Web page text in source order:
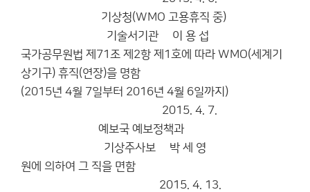
기상청(WMO 고용휴직 중)
기술서기관 이 용 섭
국가공무원법 제71조 제2항 제1호에 따라 WMO(세계기
상기구) 휴직(연장)을 명함
(2015년 4월 7일부터 2016년 4월 6일까지)
2015. 4. 7.
예보국 예보정책과
기상주사보 박 세 영
원에 의하여 그 직을 면함
2015. 4. 13.